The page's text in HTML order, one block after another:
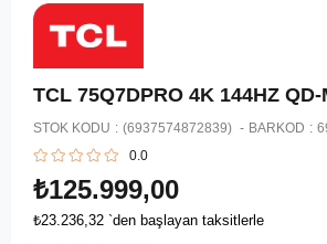
TCL 75Q7DPRO 4K 144HZ
STOK KODU (6937574872839) BARKOD :
0.0
₺125.999,00
₺23.236,32 `den başlayan taksitlerle